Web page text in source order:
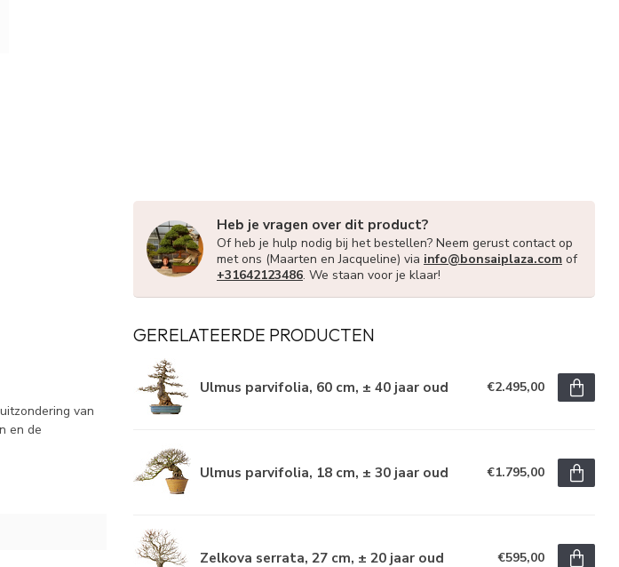
van
en de
Heb je vragen over dit product?
Of heb je hulp nodig bij het bestellen? Neem gerust contact op
met ons (Maarten en Jacqueline) via info@bonsaiplaza.com of
+31642123486. We staan voor je klaar!
GERELATEERDE PRODUCTEN
Ulmus parvifolia, 60 cm, ± 40 jaar oud €2.495,00
Ulmus parvifolia, 18 cm, ± 30 jaar oud €1.795,00
Zelkova serrata, 27 cm, ± 20 jaar oud €595,00